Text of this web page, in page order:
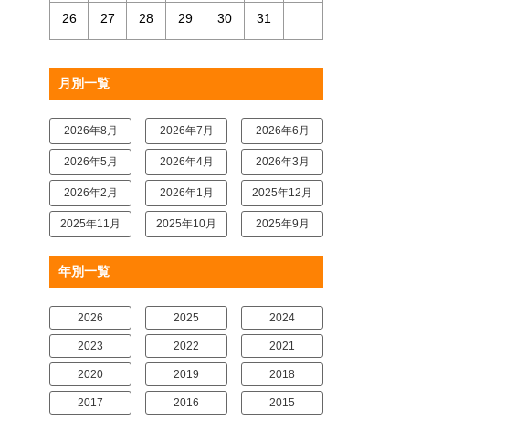
26 27 28 29 30 31
月別一覧
2026年8月 2026年7月 2026年6月
2026年5月 2026年4月 2026年3月
2026年2月 2026年1月 2025年12月
2025年11月 2025年10月 2025年9月
年別一覧
2026 2025 2024
2023 2022 2021
2020 2019 2018
2017 2016 2015